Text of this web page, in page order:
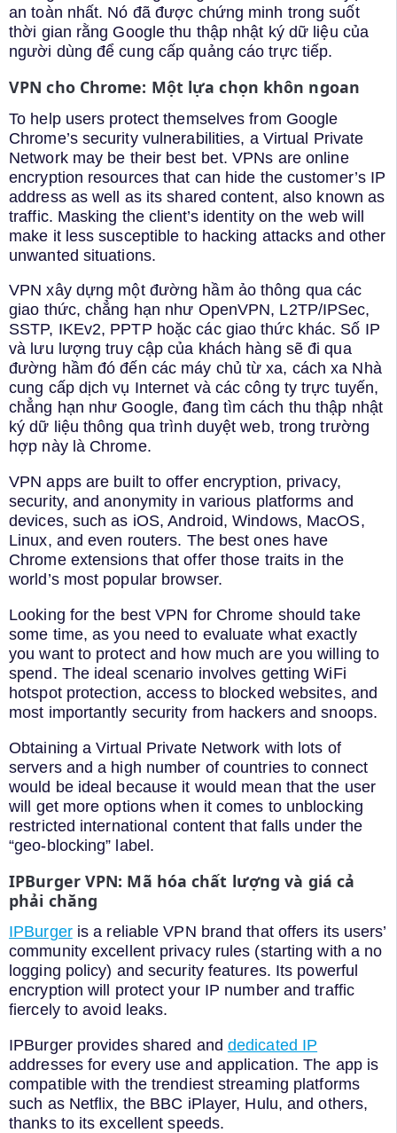
an toàn nhất. Nó đã được chứng minh trong suốt
thời gian rằng Google thu thập nhật ký dữ liệu của
người dùng để cung cấp quảng cáo trực tiếp.
VPN cho Chrome: Một lựa chọn khôn ngoan
To help users protect themselves from Google
Chrome’s security vulnerabilities, a Virtual Private
Network may be their best bet. VPNs are online
encryption resources that can hide the customer’s IP
address as well as its shared content, also known as
traffic. Masking the client’s identity on the web will
make it less susceptible to hacking attacks and other
unwanted situations.
VPN xây dựng một đường hầm ảo thông qua các
giao thức, chẳng hạn như OpenVPN, L2TP/IPSec,
SSTP, IKEv2, PPTP hoặc các giao thức khác. Số IP
và lưu lượng truy cập của khách hàng sẽ đi qua
đường hầm đó đến các máy chủ từ xa, cách xa Nhà
cung cấp dịch vụ Internet và các công ty trực tuyến,
chẳng hạn như Google, đang tìm cách thu thập nhật
ký dữ liệu thông qua trình duyệt web, trong trường
hợp này là Chrome.
VPN apps are built to offer encryption, privacy,
security, and anonymity in various platforms and
devices, such as iOS, Android, Windows, MacOS,
Linux, and even routers. The best ones have
Chrome extensions that offer those traits in the
world’s most popular browser.
Looking for the best VPN for Chrome should take
some time, as you need to evaluate what exactly
you want to protect and how much are you willing to
spend. The ideal scenario involves getting WiFi
hotspot protection, access to blocked websites, and
most importantly security from hackers and snoops.
Obtaining a Virtual Private Network with lots of
servers and a high number of countries to connect
would be ideal because it would mean that the user
will get more options when it comes to unblocking
restricted international content that falls under the
“geo-blocking” label.
IPBurger VPN: Mã hóa chất lượng và giá cả
phải chăng
IPBurgeris a reliable VPN brand that offers its users’
community excellent privacy rules (starting with a no
logging policy) and security features. Its powerful
encryption will protect your IP number and traffic
fiercely to avoid leaks.
IPBurger provides shared and dedicated IP
addresses for every use and application. The app is
compatible with the trendiest streaming platforms
such as Netflix, the BBC iPlayer, Hulu, and others,
thanks to its excellent speeds.